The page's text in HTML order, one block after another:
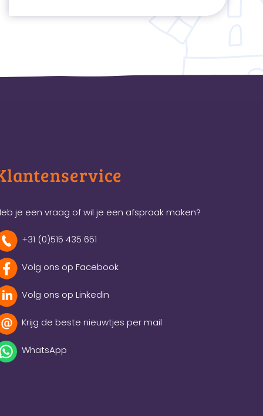
je een vraag of wil je een afspraak maken?
+31 (0)515 435 651
Volg ons op Facebook
Volg ons op Linkedin
Krijg de beste nieuwtjes per mail
WhatsApp